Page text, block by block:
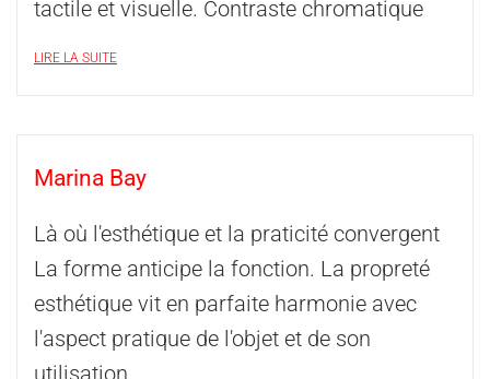
tactile et visuelle. Contraste chromatique
LIRE LA SUITE
Marina Bay
Là où l'esthétique et la praticité convergent
La forme anticipe la fonction. La propreté
esthétique vit en parfaite harmonie avec
l'aspect pratique de l'objet et de son
utilisation.